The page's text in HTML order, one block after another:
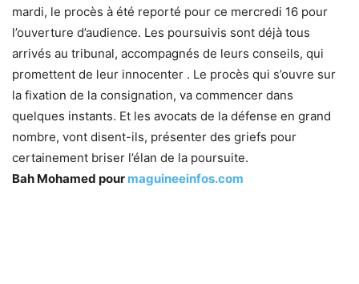
mardi, le procès à été reporté pour ce mercredi 16 pour
l’ouverture d’audience. Les poursuivis sont déjà tous
arrivés au tribunal, accompagnés de leurs conseils, qui
promettent de leur innocenter . Le procès qui s’ouvre sur
la fixation de la consignation, va commencer dans
quelques instants. Et les avocats de la défense en grand
nombre, vont disent-ils, présenter des griefs pour
certainement briser l’élan de la poursuite.
Bah Mohamed pour maguineeinfos.com